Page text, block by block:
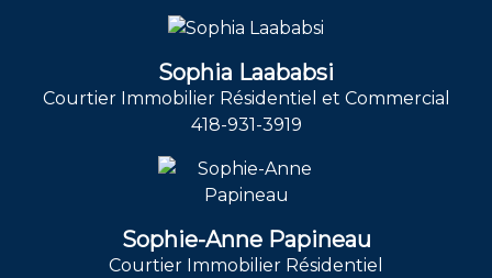
Sophia Laababsi
Courtier Immobilier Résidentiel et Commercial
418-931-3919
Sophie-Anne Papineau
Courtier Immobilier Résidentiel